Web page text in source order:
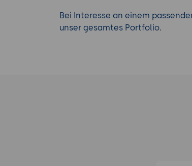
Bei Interesse an einem
unser gesamtes Portfolio.